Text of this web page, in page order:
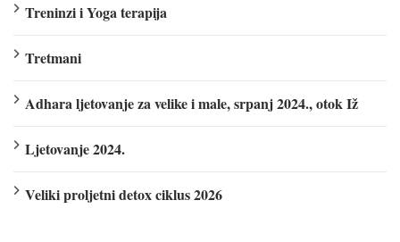
Treninzi i Yoga terapija
Tretmani
Adhara ljetovanje za velike i male, srpanj 2024., otok Iž
Ljetovanje 2024.
Veliki proljetni detox ciklus 2026